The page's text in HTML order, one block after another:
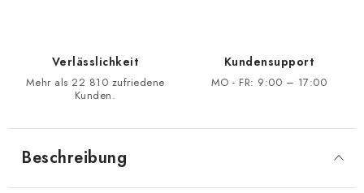
Verlässlichkeit
Mehr als 22 810 zufriedene
Kunden.
Kundensupport
MO - FR: 9:00 – 17:00
Beschreibung